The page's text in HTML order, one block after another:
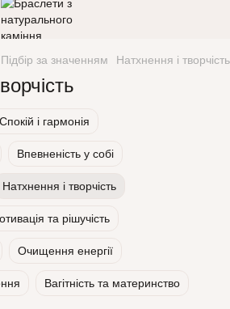
Підбір за значенням Натхнення і творчість
Спокій і гармонія
Впевненість у собі
Натхнення і творчість
та рішучість
Очищення енергії
Вагітність та материнство